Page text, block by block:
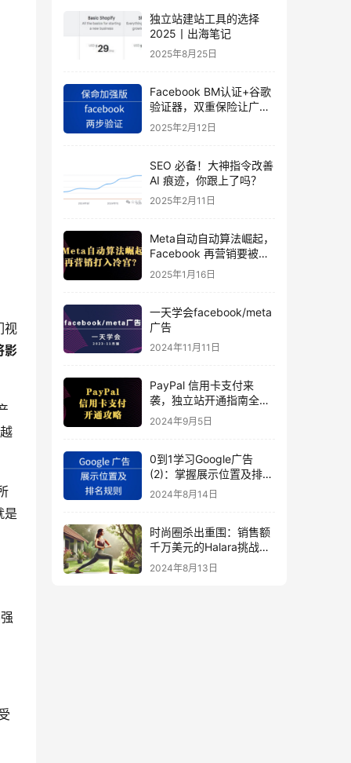
视
影
是
独立站建站工具的选择
2025丨出海笔记
2025年8月25日
Facebook BM认证+谷歌
验证器，双重保险让广告
投手账号稳如泰山
2025年2月12日
SEO 必备！大神指令改善
AI 痕迹，你跟上了吗？
2025年2月11日
Meta自动自动算法崛起，
Facebook 再营销要被打
入冷宫？
2025年1月16日
一天学会facebook/meta
广告
2024年11月11日
PayPal 信用卡支付来
袭，独立站开通指南全揭
秘
2024年9月5日
0到1学习Google广告
(2)：掌握展示位置及排名
规则
2024年8月14日
时尚圈杀出重围：销售额
千万美元的Halara挑战
SHEIN成新时尚巨头
（上）
2024年8月13日